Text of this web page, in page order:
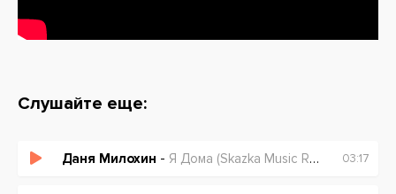
Слушайте еще:
Даня Милохин - Я Дома (Skazka Music Remix) 03:17